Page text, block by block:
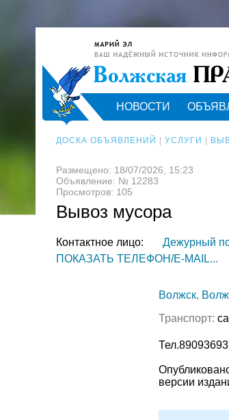
НОВОСТИ
ДОСКА ОБЪЯВЛЕНИЙ УСЛУГИ
Размещено: 18/07/2026, 15:23
Объявление: № 12283
Просмотров: 105
Вывоз мусора
Контактное лицо:
Дежурный
ПОКАЗАТЬ ТЕЛЕФОН/E-MAIL...
Волжск,
Транспорт:
версии